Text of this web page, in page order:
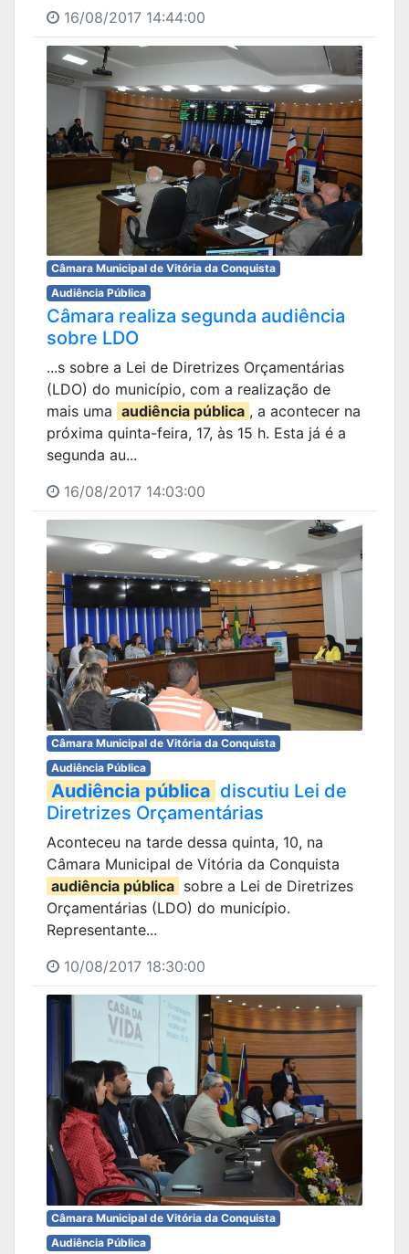
16/08/2017 14:44:00
Câmara Municipal de Vitória da Conquista
Audiência Pública
Câmara realiza segunda audiência
sobre LDO
...s sobre a Lei de Diretrizes Orçamentárias
(LDO) do município, com a realização de
mais uma audiência pública , a acontecer na
próxima quinta-feira, 17, às 15 h. Esta já é a
segunda au...
16/08/2017 14:03:00
Câmara Municipal de Vitória da Conquista
Audiência Pública
Audiência pública discutiu Lei de
Diretrizes Orçamentárias
Aconteceu na tarde dessa quinta, 10, na
Câmara Municipal de Vitória da Conquista
audiência pública sobre a Lei de Diretrizes
Orçamentárias (LDO) do município.
Representante...
10/08/2017 18:30:00
Câmara Municipal de Vitória da Conquista
Audiência Pública